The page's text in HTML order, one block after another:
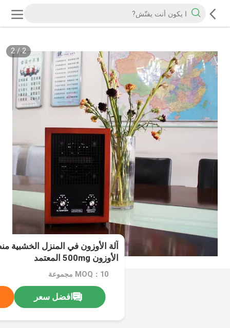
2
/
2
آلة الأوزون في المنزل الخشبية
الأوزون 500mg المعتمد
MOQ：10 مجموعة
افضل سعر